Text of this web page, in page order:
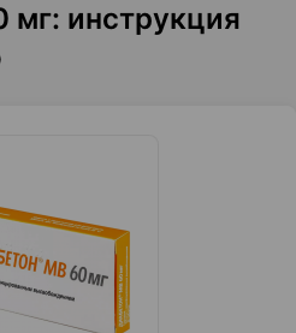
мг: инструкция